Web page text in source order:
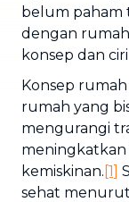
belum paham
dengan
konsep dan
Konsep
rumah yang
mengurangi
kemiskinan. [1]
sehat